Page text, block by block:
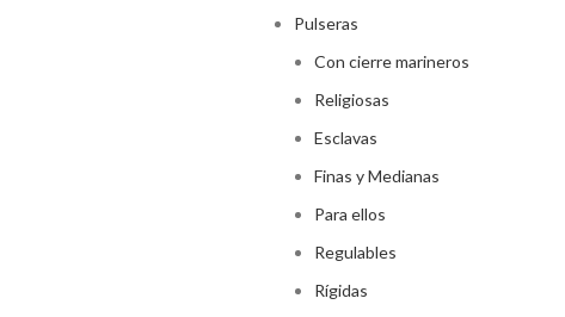
Pulseras
Con cierre marineros
Religiosas
Esclavas
Finas y Medianas
Para ellos
Regulables
Rígidas